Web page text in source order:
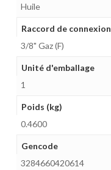
Huile
Raccord de connexion
3/8" Gaz (F)
Unité d'emballage
1
Poids (kg)
0.4600
Gencode
3284660420614